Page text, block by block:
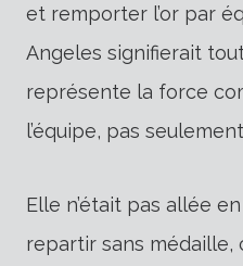
et remporter l’or par
Angeles signifierait
représente la force
l’équipe, pas
Elle n’était pas allée
repartir sans médaille,